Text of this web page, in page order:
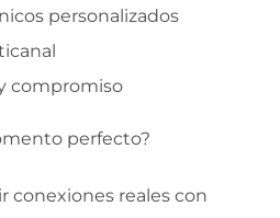
personalizados
compromiso
perfecto?
conexiones reales con